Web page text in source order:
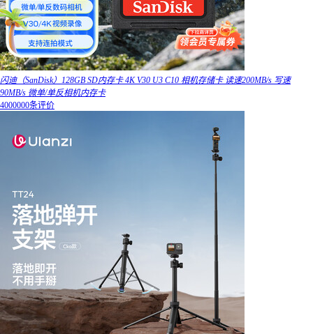
闪迪（SanDisk）128GB SD内存卡 4K V30 U3 C10 相机存储卡 读速200MB/s 写速
90MB/s 微单/单反相机内存卡
4000000条评价